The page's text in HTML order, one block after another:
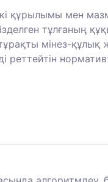
құрылымы мен
тұлғаның
мінез-құлық
реттейтін